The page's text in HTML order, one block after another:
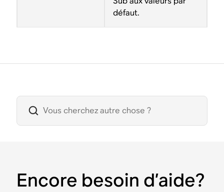
défaut.
Encore besoin d’aide?